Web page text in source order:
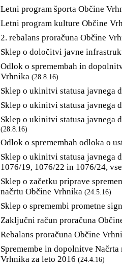
Letni program športa Občine
Letni program kulture Občine
2. rebalans proračuna Občine
Sklep o določitvi javne
Odlok o spremembah in
Vrhnika (28.8.16)
Sklep o ukinitvi statusa javnega
Sklep o ukinitvi statusa javnega
Sklep o ukinitvi statusa javnega
(28.8.16)
Odlok o spremembah odloka o
Sklep o ukinitvi statusa javnega
1076/19, 1076/22 in 1076/24,
Sklep o začetku priprave
načrtu Občine Vrhnika (24.5.16)
Sklep o spremembi prometne
Zaključni račun proračuna
Rebalans proračuna Občine
Spremembe in dopolnitve
Vrhnika za leto 2016 (24.4.16)